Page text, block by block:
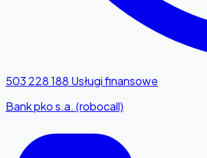
503 228 188 Usługi finansowe
Bank pko s.a. (robocall)